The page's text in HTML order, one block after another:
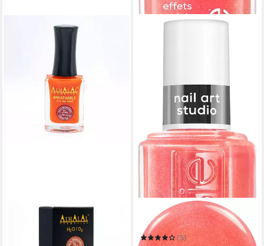
ALHALAL COSMETICS LTD.
Nagellack Atmungsaktiver
Halal Nagellack – alkoholfrei
Nagellack SPECIAL EFFEKTS
(5)